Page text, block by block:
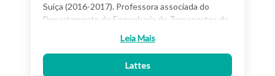
Suíça (2016-2017). Professora associada do
Departamento de Engenharia de Transportes da
Associada da Revista Transportes e da Revista
Brasileira de Cartografia. Foi Diretora Científica
(2019/2022) e é atual presidente da Associação
Leia Mais
Lattes